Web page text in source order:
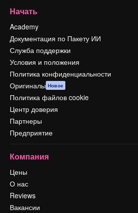
Начать
Academy
Документация по Пакету ИИ
Служба поддержки
Условия и положения
Политика конфиденциальности
Оригиналы Новое
Политика файлов cookie
Центр доверия
Партнеры
Предприятие
Компания
Цены
О нас
Reviews
Вакансии